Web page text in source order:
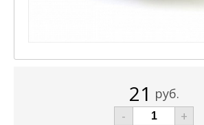
21 руб.
-
+